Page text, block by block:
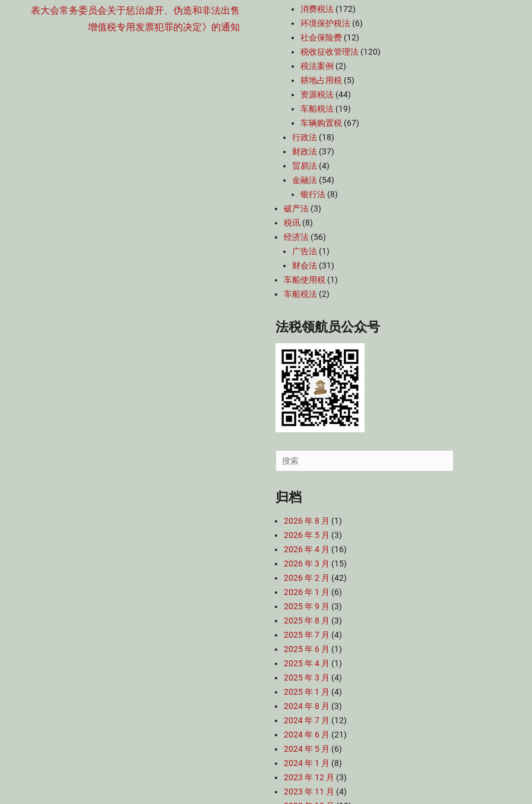
post:
表大会常务委员会关于惩治虚开、伪造和非法出售
增值税专用发票犯罪的决定》的通知
消费税法 (172)
环境保护税法 (6)
社会保险费 (12)
税收征收管理法 (120)
税法案例 (2)
耕地占用税 (5)
资源税法 (44)
车船税法 (19)
车辆购置税 (67)
行政法 (18)
财政法 (37)
贸易法 (4)
金融法 (54)
银行法 (8)
破产法 (3)
税讯 (8)
经济法 (56)
广告法 (1)
财会法 (31)
车船使用税 (1)
车船税法 (2)
法税领航员公众号
Search
for:
归档
2026 年 8 月 (1)
2026 年 5 月 (3)
2026 年 4 月 (16)
2026 年 3 月 (15)
2026 年 2 月 (42)
2026 年 1 月 (6)
2025 年 9 月 (3)
2025 年 8 月 (3)
2025 年 7 月 (4)
2025 年 6 月 (1)
2025 年 4 月 (1)
2025 年 3 月 (4)
2025 年 1 月 (4)
2024 年 8 月 (3)
2024 年 7 月 (12)
2024 年 6 月 (21)
2024 年 5 月 (6)
2024 年 1 月 (8)
2023 年 12 月 (3)
2023 年 11 月 (4)